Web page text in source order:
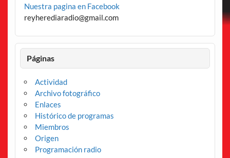
Nuestra pagina en Facebook
reyherediaradio@gmail.com
Páginas
Actividad
Archivo fotográfico
Enlaces
Histórico de programas
Miembros
Origen
Programación radio